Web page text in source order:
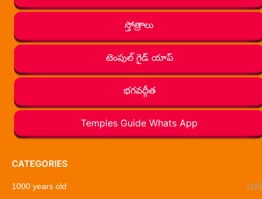
స్తోత్రాలు
టెంపుల్ గైడ్ యాప్
భగవద్గీత
Temples Guide Whats App
CATEGORIES
1000 years old (18)